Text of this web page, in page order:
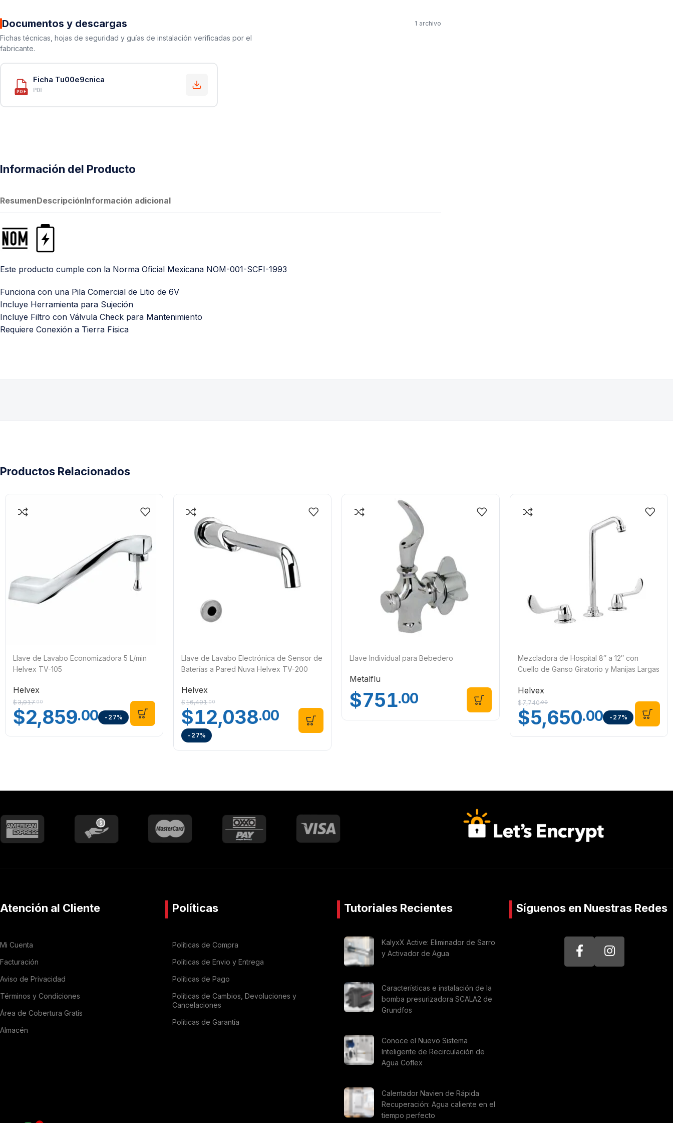
Acero Inoxidable 304
Documentos y descargas 1 archivo
Fichas técnicas, hojas de seguridad y guías de instalación verificadas por el
fabricante.
PDF
Ficha Tu00e9cnica
PDF
Información del Producto
ResumenDescripciónInformación adicional
Este producto cumple con la Norma Oficial Mexicana NOM-001-SCFI-1993
Funciona con una Pila Comercial de Litio de 6V
Incluye Herramienta para Sujeción
Incluye Filtro con Válvula Check para Mantenimiento
Requiere Conexión a Tierra Física
Productos Relacionados
Llave de Lavabo Economizadora 5 L/min
Helvex TV-105
Helvex
$3,917.00
$2,859.00 -27%
Llave de Lavabo Electrónica de Sensor de
Baterías a Pared Nuva Helvex TV-200
Helvex
$16,491.00
$12,038.00
-27%
Llave Individual para Bebedero
Metalflu
$751.00
Mezcladora de Hospital 8″ a 12″ con
Cuello de Ganso Giratorio y Manijas Largas
Helvex
$7,740.00
$5,650.00 -27%
Atención al Cliente
Mi Cuenta
Facturación
Aviso de Privacidad
Términos y Condiciones
Área de Cobertura Gratis
Almacén
Políticas
Políticas de Compra
Politicas de Envio y Entrega
Políticas de Pago
Políticas de Cambios, Devoluciones y
Cancelaciones
Políticas de Garantía
Tutoriales Recientes
KalyxX Active: Eliminador de Sarro
y Activador de Agua
Características e instalación de la
bomba presurizadora SCALA2 de
Grundfos
Conoce el Nuevo Sistema
Inteligente de Recirculación de
Agua Coflex
Calentador Navien de Rápida
Recuperación: Agua caliente en el
tiempo perfecto
Síguenos en Nuestras Redes